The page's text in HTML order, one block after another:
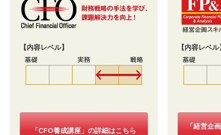
【内容レベル】
「CFO養成講座」の詳細はこちら
【内容レベル
「経営企